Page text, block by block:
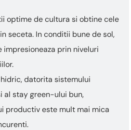
optime de cultura si obtine cele
seceta. In conditii bune de sol,
prin niveluri
datorita sistemului
al stay green-ului bun,
productiv este mult mai mica